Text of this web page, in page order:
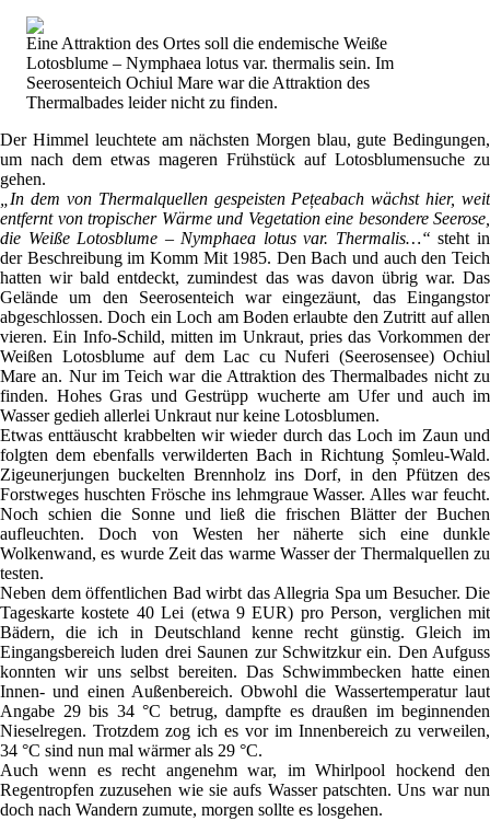
Eine Attraktion des Ortes soll die endemische Weiße
Lotosblume – Nymphaea lotus var. thermalis sein. Im
Seerosenteich Ochiul Mare war die Attraktion des
Thermalbades leider nicht zu finden.
Der Himmel leuchtete am nächsten Morgen blau, gute Bedingungen,
um nach dem etwas mageren Frühstück auf Lotosblumensuche zu
gehen.
„In dem von Thermalquellen gespeisten Pețeabach wächst hier, weit
entfernt von tropischer Wärme und Vegetation eine besondere Seerose,
die Weiße Lotosblume – Nymphaea lotus var. Thermalis…“ steht in
der Beschreibung im Komm Mit 1985. Den Bach und auch den Teich
hatten wir bald entdeckt, zumindest das was davon übrig war. Das
Gelände um den Seerosenteich war eingezäunt, das Eingangstor
abgeschlossen. Doch ein Loch am Boden erlaubte den Zutritt auf allen
vieren. Ein Info-Schild, mitten im Unkraut, pries das Vorkommen der
Weißen Lotosblume auf dem Lac cu Nuferi (Seerosensee) Ochiul
Mare an. Nur im Teich war die Attraktion des Thermalbades nicht zu
finden. Hohes Gras und Gestrüpp wucherte am Ufer und auch im
Wasser gedieh allerlei Unkraut nur keine Lotosblumen.
Etwas enttäuscht krabbelten wir wieder durch das Loch im Zaun und
folgten dem ebenfalls verwilderten Bach in Richtung Șomleu-Wald.
Zigeunerjungen buckelten Brennholz ins Dorf, in den Pfützen des
Forstweges huschten Frösche ins lehmgraue Wasser. Alles war feucht.
Noch schien die Sonne und ließ die frischen Blätter der Buchen
aufleuchten. Doch von Westen her näherte sich eine dunkle
Wolkenwand, es wurde Zeit das warme Wasser der Thermalquellen zu
testen.
Neben dem öffentlichen Bad wirbt das Allegria Spa um Besucher. Die
Tageskarte kostete 40 Lei (etwa 9 EUR) pro Person, verglichen mit
Bädern, die ich in Deutschland kenne recht günstig. Gleich im
Eingangsbereich luden drei Saunen zur Schwitzkur ein. Den Aufguss
konnten wir uns selbst bereiten. Das Schwimmbecken hatte einen
Innen- und einen Außenbereich. Obwohl die Wassertemperatur laut
Angabe 29 bis 34 °C betrug, dampfte es draußen im beginnenden
Nieselregen. Trotzdem zog ich es vor im Innenbereich zu verweilen,
34 °C sind nun mal wärmer als 29 °C.
Auch wenn es recht angenehm war, im Whirlpool hockend den
Regentropfen zuzusehen wie sie aufs Wasser patschten. Uns war nun
doch nach Wandern zumute, morgen sollte es losgehen.